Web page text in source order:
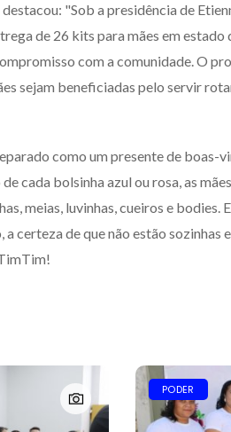
"Sob a presidência de
de 26 kits para mães em estado
com a comunidade. O
sejam beneficiadas pelo servir
como um presente de boas-
cada bolsinha azul ou rosa, as
meias, luvinhas, cueiros e bodies.
certeza de que não estão sozinhas
PODER